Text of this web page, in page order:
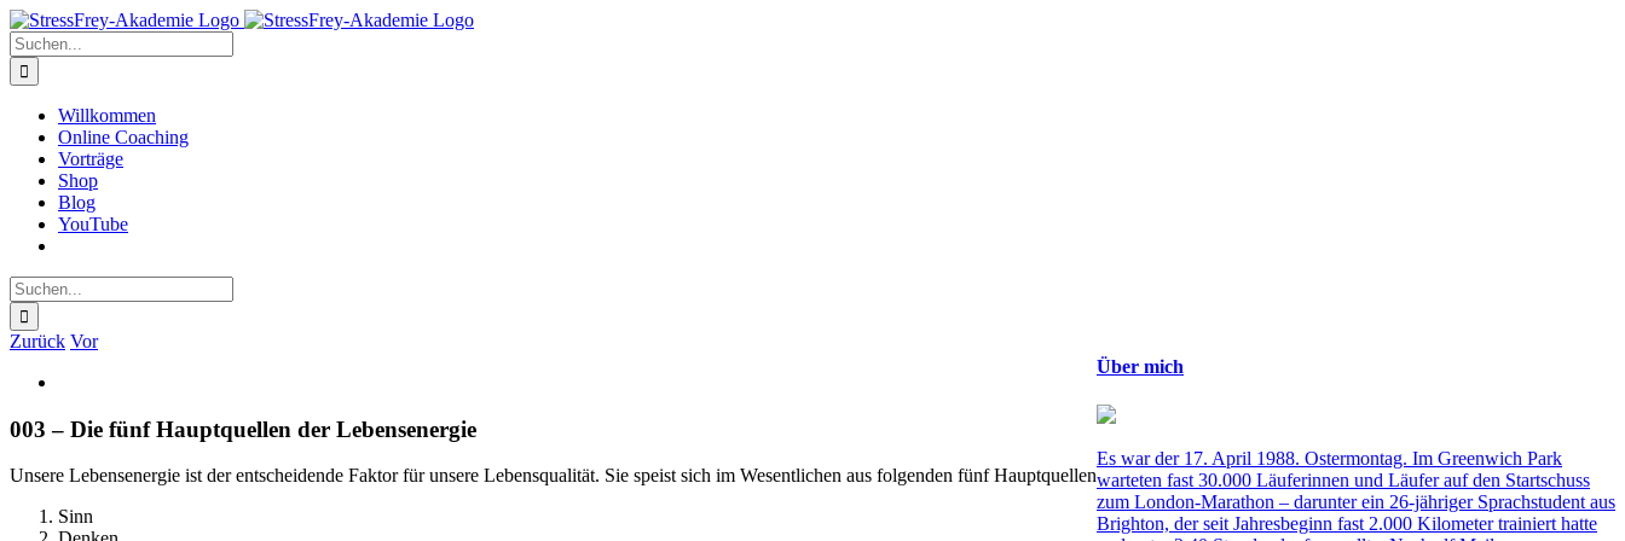
Zum
Inhalt
springen
Suche
nach:
Willkommen
Online Coaching
Vorträge
Shop
Blog
YouTube
Suche
nach:
Zurück Vor
Bild
003 – Die fünf Hauptquellen der Lebensenergie
Unsere Lebensenergie ist der entscheidende Faktor für unsere Lebensqualität. Sie speist sich im Wesentlichen aus folgenden fünf Hauptquellen
Sinn
Über mich
Es war der 17. April 1988. Ostermontag. Im Greenwich Park
warteten fast 30.000 Läuferinnen und Läufer auf den Startschuss
zum London-Marathon – darunter ein 26-jähriger Sprachstudent aus
Brighton, der seit Jahresbeginn fast 2.000 Kilometer trainiert hatte